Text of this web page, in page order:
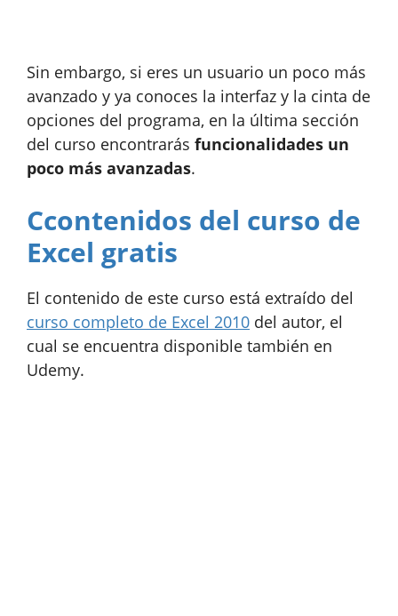
Sin embargo, si eres un usuario un poco más
avanzado y ya conoces la interfaz y la cinta de
opciones del programa, en la última sección
del curso encontrarás funcionalidades un
poco más avanzadas.
Ccontenidos del curso de
Excel gratis
El contenido de este curso está extraído del
curso completo de Excel 2010 del autor, el
cual se encuentra disponible también en
Udemy.